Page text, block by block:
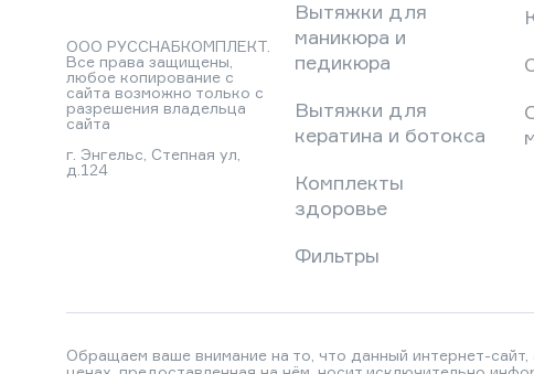
ООО РУССНАБКОМПЛЕКТ.
Все права защищены,
любое копирование с
сайта возможно только с
разрешения владельца
сайта
г. Энгельс, Степная ул,
д.124
Вытяжки для
маникюра и
педикюра
Вытяжки для
кератина и ботокса
Комплекты
здоровье
Фильтры
Обращаем ваше внимание на то, что данный интернет-